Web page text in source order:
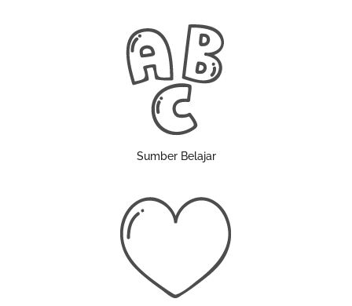
Sumber Belajar